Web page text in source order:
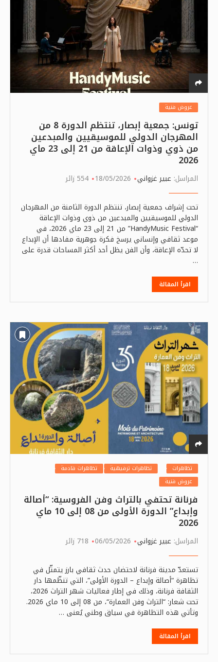
عروض فنية
تونس: جمعية إبصار، تنتظم الدورة 8 من
المهرجان الدولي للموسيقيين والمبدعين
من ذوي وذوات الإعاقة من 21 إلى 23 ماي
2026
المراسل: عبير غزواني 18/05/2026 554 زائر
تحت إشراف جمعية إبصار، تنتظم الدورة الثامنة من المهرجان
الدولي للموسيقيين والمبدعين من ذوي وذوات الإعاقة
“HandyMusic Festival” من 21 إلى 23 ماي 2026، في
موعد ثقافي وإنساني يرسخ فكرة جوهرية مفادها أن الإبداع
لا تحدّه الإعاقة، وأن الفن يظل أحد أكثر المساحات قدرة على
…
اقرأ المقالة
تظاهرات تظاهرات ترفيهية
تظاهرات قادمة
عروض فنية
فرنانة تحتفي بالتراث وفن الفروسية: “أصالة
وإبداع” الدورة الأولى من 08 إلى 10 ماي
2026
المراسل: عبير غزواني 06/05/2026 718 زائر
تستعدّ مدينة فرنانة لاحتضان حدث ثقافي بارز يتمثّل في
تظاهرة “أصالة وإبداع – الدورة الأولى”، التي تنظّمها دار
الثقافة فرنانة، وذلك في إطار فعاليات شهر التراث 2026،
تحت شعار: “التراث وفن العمارة“، من 08 إلى 10 ماي 2026.
وتأتي هذه التظاهرة في سياق وطني يُعنى …
اقرأ المقالة